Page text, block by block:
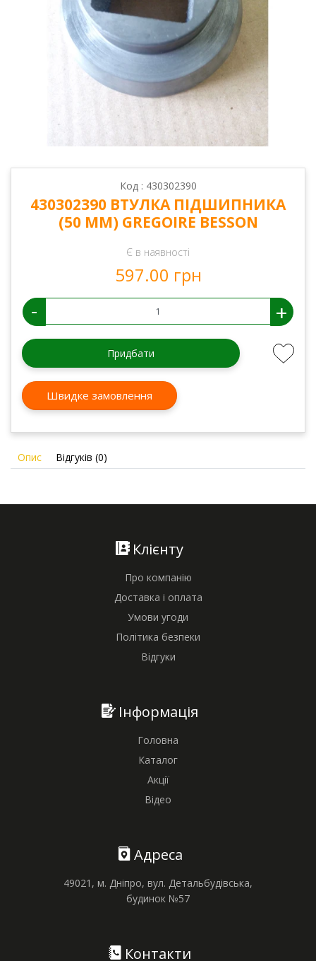
Код : 430302390
430302390 ВТУЛКА ПІДШИПНИКА
(50 ММ) GREGOIRE BESSON
Є в наявності
597.00 грн
- +
Придбати
Швидке замовлення
Опис Відгуків (0)
Клієнту
Про компанію
Доставка і оплата
Умови угоди
Політика безпеки
Відгуки
Інформація
Головна
Каталог
Акції
Відео
Адреса
49021, м. Дніпро, вул. Детальбудівська,
будинок №57
Контакти